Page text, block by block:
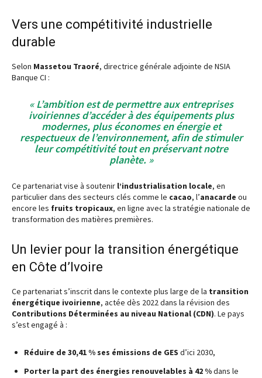
Vers une compétitivité industrielle
durable
Selon Massetou Traoré, directrice générale adjointe de NSIA
Banque CI :
« L’ambition est de permettre aux entreprises
ivoiriennes d’accéder à des équipements plus
modernes, plus économes en énergie et
respectueux de l’environnement, afin de stimuler
leur compétitivité tout en préservant notre
planète. »
Ce partenariat vise à soutenir l’industrialisation locale, en
particulier dans des secteurs clés comme le cacao, l’anacarde ou
encore les fruits tropicaux, en ligne avec la stratégie nationale de
transformation des matières premières.
Un levier pour la transition énergétique
en Côte d’Ivoire
Ce partenariat s’inscrit dans le contexte plus large de la transition
énergétique ivoirienne, actée dès 2022 dans la révision des
Contributions Déterminées au niveau National (CDN). Le pays
s’est engagé à :
Réduire de 30,41 % ses émissions de GES d’ici 2030,
Porter la part des énergies renouvelables à 42 %dans le